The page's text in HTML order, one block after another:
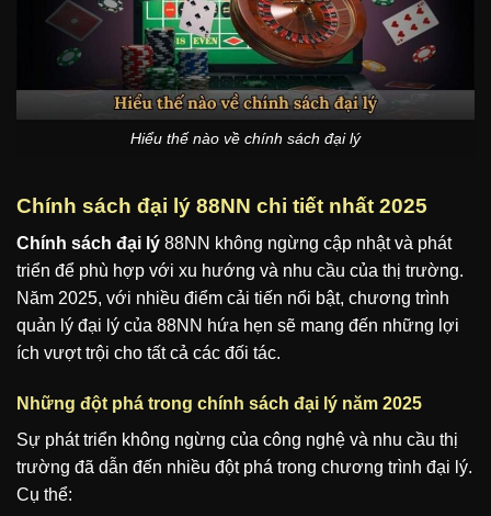
Hiểu thế nào về chính sách đại lý
Chính sách đại lý 88NN chi tiết nhất 2025
Chính sách đại lý 88NN không ngừng cập nhật và phát
triển để phù hợp với xu hướng và nhu cầu của thị trường.
Năm 2025, với nhiều điểm cải tiến nổi bật, chương trình
quản lý đại lý của 88NN hứa hẹn sẽ mang đến những lợi
ích vượt trội cho tất cả các đối tác.
Những đột phá trong chính sách đại lý năm 2025
Sự phát triển không ngừng của công nghệ và nhu cầu thị
trường đã dẫn đến nhiều đột phá trong chương trình đại lý.
Cụ thể: